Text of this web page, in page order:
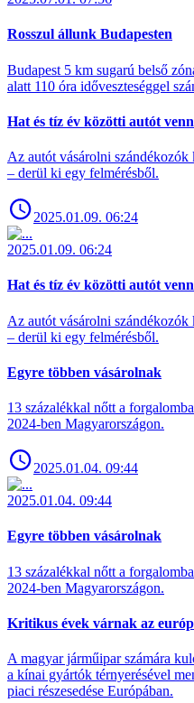
Rosszul állunk Budapesten
Budapest 5 km sugarú belső
alatt 110 óra időveszteséggel
Hat és tíz év közötti autót
Az autót vásárolni szándékozók
– derül ki egy felmérésből.
2025.01.09. 06:24
2025.01.09. 06:24
Hat és tíz év közötti autót
Az autót vásárolni szándékozók
– derül ki egy felmérésből.
Egyre többen vásárolnak
13 százalékkal nőtt a
2024-ben Magyarországon.
2025.01.04. 09:44
2025.01.04. 09:44
Egyre többen vásárolnak
13 százalékkal nőtt a
2024-ben Magyarországon.
Kritikus évek várnak az
A magyar járműipar számára
a kínai gyártók térnyerésével
piaci részesedése Európában.